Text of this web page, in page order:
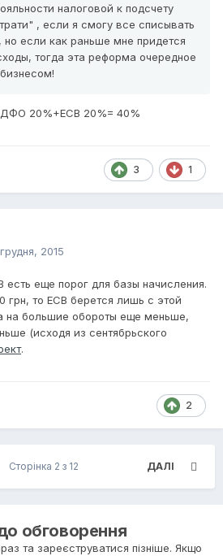
налоговой к подсчету
, если я смогу все списывать
но если как раньше мне придется
тогда эта реформа очередное
20%+ЕСВ 20%= 40%
3 1
2015
еще порог для базы начисления.
грн, то ЕСВ берется лишь с этой
на большие обороты еще меньше,
(исходя из сентябрьского
.
2
ДАЛІ
Сторінка 2 з 12
обговорення
та зареєструватися пізніше. Якщо